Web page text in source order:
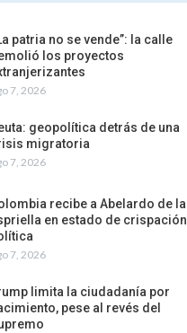
patria no se vende”: la calle
los proyectos
7, 2026
geopolítica detrás de una
migratoria
7, 2026
recibe a Abelardo de la
en estado de crispación
7, 2026
limita la ciudadanía por
pese al revés del